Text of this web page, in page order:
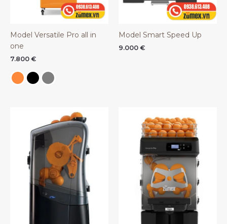
Model Versatile Pro all in
one
7.800 €
Model Smart Speed Up
9.000 €